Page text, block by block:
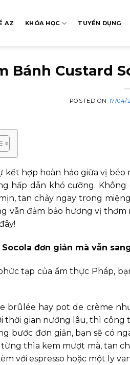
AZ KHÓA HỌC TUYỂN DỤNG
Bánh Custard
POSTED ON 17/04/
kết hợp hoàn hảo giữa vị
hấp dẫn khó cưỡng.
tan chảy ngay trong
vẫn đảm bảo hương vị
đơn giản mà vẫn
tạp của ẩm thực Pháp,
brûlée hay pot de crème
thời gian nướng lâu, thì công
bước đơn giản, bạn sẽ có
thìa kem mượt mà, tan
với espresso hoặc một ly